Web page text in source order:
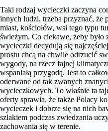
Taki rodzaj wycieczki zaczyna
innych ludzi, trzeba przyznać, że
miast, kościołów, wsi tego typu
świeżym. Co ciekawe, żeby było
wycieczki decydują się
prostu chcą na chwile odrzucić
wygody, na rzecz fajnej
wspaniałą przygodą. Jest to
oderwane od tak zwanych
wycieczkowych. To właśnie ta
oferty sprawia, że także Polacy
wycieczek i dobrze się na nich
szlakiem podczas zwiedzania
zachowania się w terenie.